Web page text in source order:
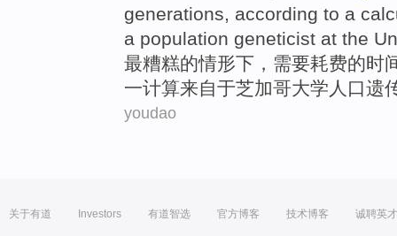
generations, according to a
a population geneticist at the
最糟糕的情形下 ， 需要耗费的时
一计算来自于芝加哥大学 人口遗
youdao
关于有道 Investors 有道智选 官方博客 技术博客 诚聘英才